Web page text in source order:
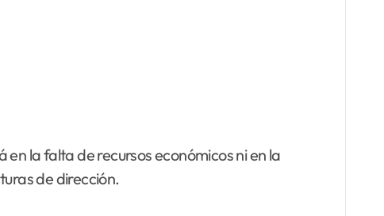
la falta de recursos económicos ni en la
de dirección.